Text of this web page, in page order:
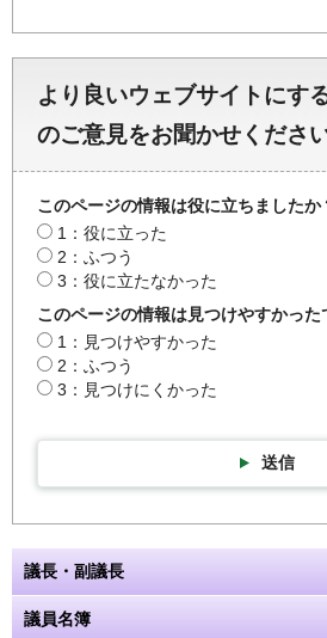
より良いウェブサイトにす
のご意見をお聞かせくださ
このページの情報は役に立ちましたか
1：役に立った
2：ふつう
3：役に立たなかった
このページの情報は見つけやすかった
1：見つけやすかった
2：ふつう
3：見つけにくかった
送信
議長・副議長
議員名簿